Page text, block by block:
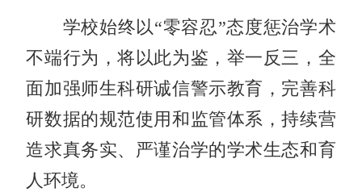
学校始终以“零容忍”态度惩治学术
不端行为，将以此为鉴，举一反三，全
面加强师生科研诚信警示教育，完善科
研数据的规范使用和监管体系，持续营
造求真务实、严谨治学的学术生态和育
人环境。